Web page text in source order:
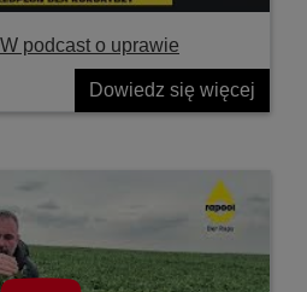
podcast o uprawie
Dowiedz się więcej